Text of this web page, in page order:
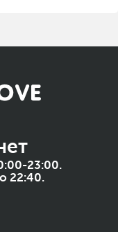
23:00.
22:40.